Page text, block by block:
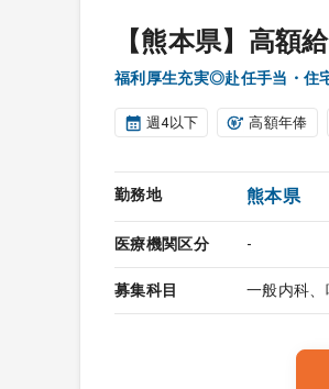
【熊本県】高額
福利厚生充実◎赴任手当・住
週4以下 高額年俸
勤務地 熊本県
医療機関区分 -
募集科目 一般内科